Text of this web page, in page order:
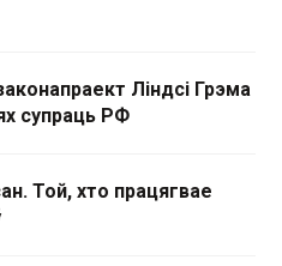
Ліндсі Грэма
супраць РФ
Той, хто працягвае